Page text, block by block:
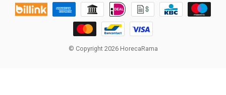
© Copyright 2026 HorecaRama